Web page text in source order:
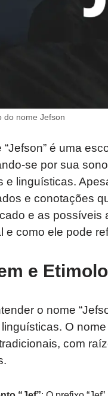
do nome Jefson
“Jefson” é uma
se por sua
e linguísticas.
e conotações
e as possíveis
e como ele pode
e
o nome
O
com